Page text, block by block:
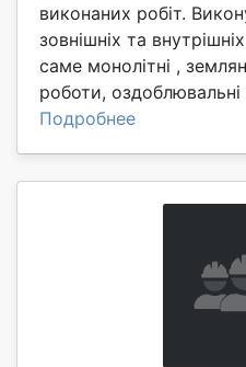
виконаних робіт.
зовнішніх та
саме монолітні ,
роботи,
Подробнее